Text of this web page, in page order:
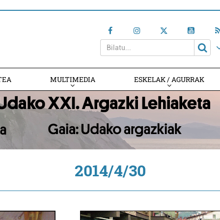
MULTIMEDIA ESKELAK / AGURRAK
2014/4/30